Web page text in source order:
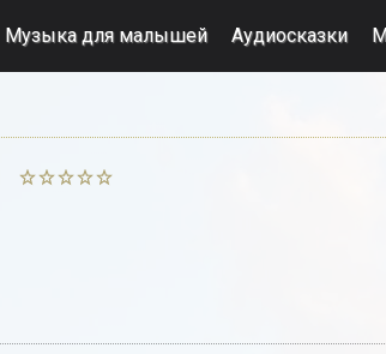
Музыка для малышей Аудиосказки